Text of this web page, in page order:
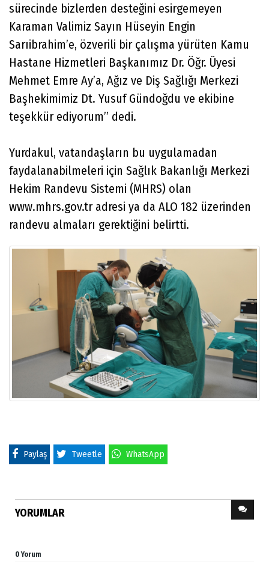
sürecinde bizlerden desteğini esirgemeyen
Karaman Valimiz Sayın Hüseyin Engin
Sarıibrahim’e, özverili bir çalışma yürüten Kamu
Hastane Hizmetleri Başkanımız Dr. Öğr. Üyesi
Mehmet Emre Ay’a, Ağız ve Diş Sağlığı Merkezi
Başhekimimiz Dt. Yusuf Gündoğdu ve ekibine
teşekkür ediyorum’’ dedi.
Yurdakul, vatandaşların bu uygulamadan
faydalanabilmeleri için Sağlık Bakanlığı Merkezi
Hekim Randevu Sistemi (MHRS) olan
www.mhrs.gov.tr adresi ya da ALO 182 üzerinden
randevu almaları gerektiğini belirtti.
Paylaş Tweetle WhatsApp
YORUMLAR
0 Yorum